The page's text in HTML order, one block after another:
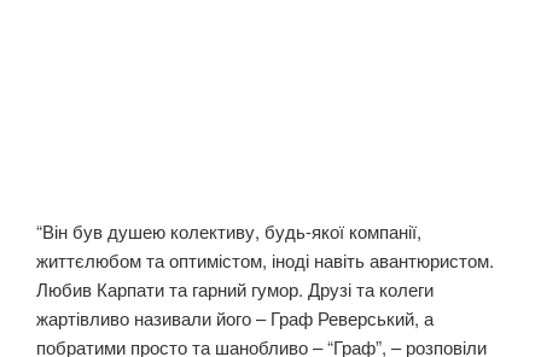
“Він був душею колективу, будь-якої компанії,
життєлюбом та оптимістом, іноді навіть авантюристом.
Любив Карпати та гарний гумор. Друзі та колеги
жартівливо називали його – Граф Реверський, а
побратими просто та шанобливо – “Граф”, – розповіли